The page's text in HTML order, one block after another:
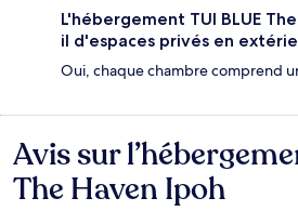
L'hébergement TUI BLUE
il d'espaces privés en
Oui, chaque chambre comprend
Avis
Avis sur
The Haven Ipoh